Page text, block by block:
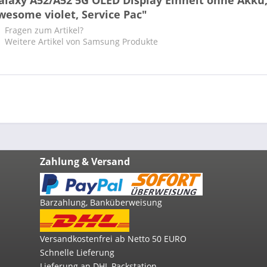
violet, Service Pac"
Fragen zum Artikel?
Weitere Artikel von Samsung Produkte
Zahlung & Versand
Barzahlung, Banküberweisung
Versandkostenfrei ab Netto 50 EURO
Schnelle Lieferung